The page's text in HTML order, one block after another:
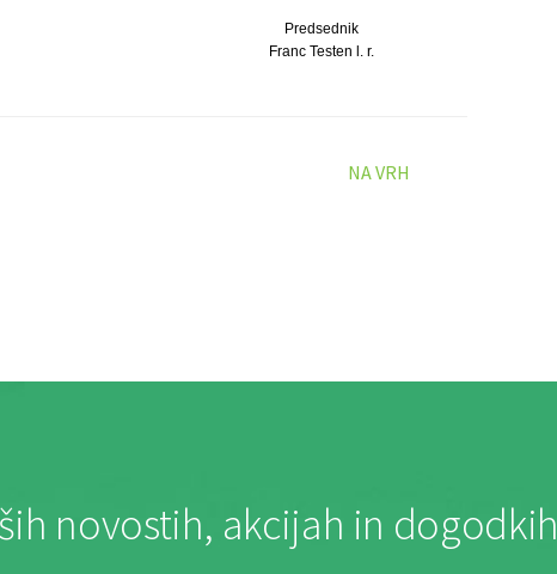
Predsednik
Franc Testen l. r.
NA VRH
novostih, akcijah in dogodkih